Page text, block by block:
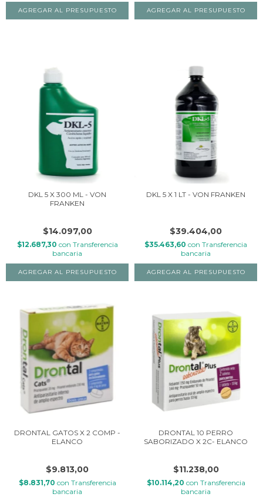
DKL 5 X 300 ML - VON
FRANKEN
$14.097,00
$12.687,30 con Transferencia
bancaria
DKL 5 X 1 LT - VON FRANKEN
$39.404,00
$35.463,60 con Transferencia
bancaria
DRONTAL GATOS X 2 COMP -
ELANCO
$9.813,00
$8.831,70 con Transferencia
bancaria
DRONTAL 10 PERRO
SABORIZADO X 2C- ELANCO
$11.238,00
$10.114,20 con Transferencia
bancaria